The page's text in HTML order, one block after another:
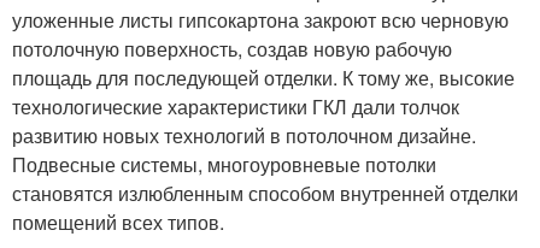
уложенные листы гипсокартона закроют всю черновую
потолочную поверхность, создав новую рабочую
площадь для последующей отделки. К тому же, высокие
технологические характеристики ГКЛ дали толчок
развитию новых технологий в потолочном дизайне.
Подвесные системы, многоуровневые потолки
становятся излюбленным способом внутренней отделки
помещений всех типов.